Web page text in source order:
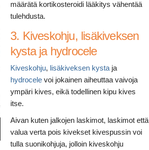
määrätä kortikosteroidi lääkitys vähentää
tulehdusta.
3. Kiveskohju, lisäkiveksen
kysta ja hydrocele
Kiveskohju, lisäkiveksen kysta ja
hydrocele voi jokainen aiheuttaa vaivoja
ympäri kives, eikä todellinen kipu kives
itse.
Aivan kuten jalkojen laskimot, laskimot että
valua verta pois kivekset kivespussin voi
tulla suonikohjuja, jolloin kiveskohju